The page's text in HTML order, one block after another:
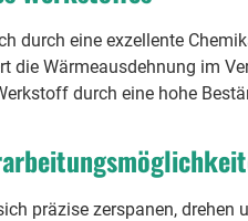
durch eine exzellente
die Wärmeausdehnung im
durch eine hohe
präzise zerspanen,